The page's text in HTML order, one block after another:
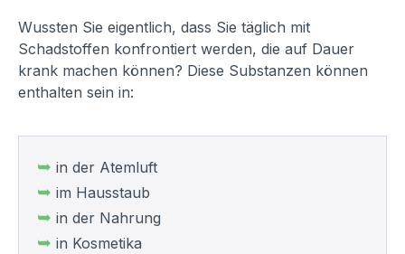
Wussten Sie eigentlich, dass Sie täglich mit
Schadstoffen konfrontiert werden, die auf Dauer
krank machen können? Diese Substanzen können
enthalten sein in:
➥ in der Atemluft
➥ im Hausstaub
➥ in der Nahrung
➥ in Kosmetika